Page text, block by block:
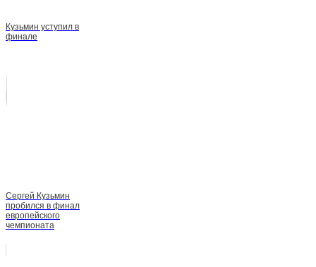
Кузьмин уступил в
финале
Сергей Кузьмин
пробился в финал
европейского
чемпионата